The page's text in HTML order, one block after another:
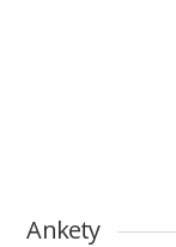
Ankety